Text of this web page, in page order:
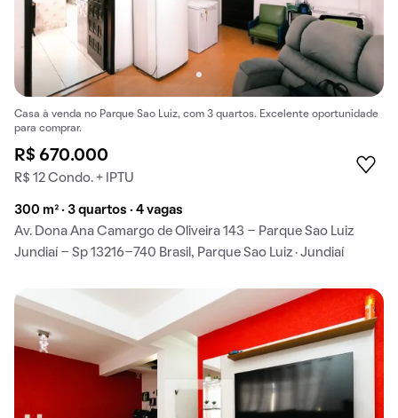
Casa à venda no Parque Sao Luiz, com 3 quartos. Excelente oportunidade
para comprar.
R$ 670.000
R$ 12 Condo. + IPTU
300 m² · 3 quartos · 4 vagas
Av. Dona Ana Camargo de Oliveira 143 - Parque Sao Luiz
Jundiaí - Sp 13216-740 Brasil, Parque Sao Luiz · Jundiaí